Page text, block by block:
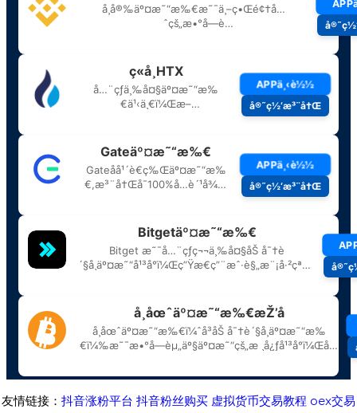
友情链接： 抖音涨粉平台 抖音粉丝购买 虚拟货币交易教程 oex交易